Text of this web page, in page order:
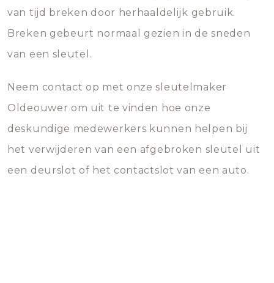
van tijd breken door herhaaldelijk gebruik.
Breken gebeurt normaal gezien in de sneden
van een sleutel.
Neem contact op met onze sleutelmaker
Oldeouwer om uit te vinden hoe onze
deskundige medewerkers kunnen helpen bij
het verwijderen van een afgebroken sleutel uit
een deurslot of het contactslot van een auto.